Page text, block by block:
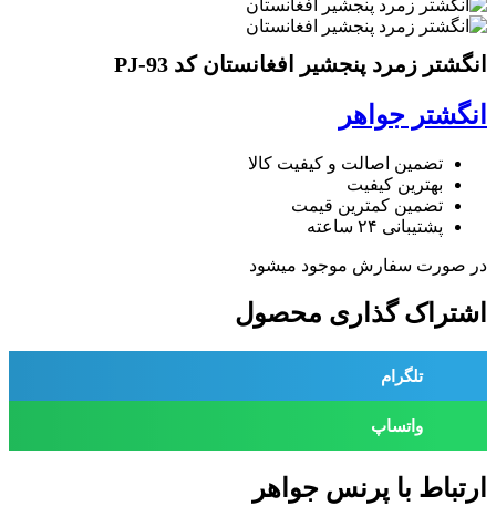
انگشتر زمرد پنجشیر افغانستان کد PJ-93
انگشتر جواهر
تضمین اصالت و کیفیت کالا
بهترین کیفیت
تضمین کمترین قیمت
پشتیبانی ۲۴ ساعته
در صورت سفارش موجود میشود
اشتراک گذاری محصول
تلگرام
واتساپ
ارتباط با پرنس جواهر